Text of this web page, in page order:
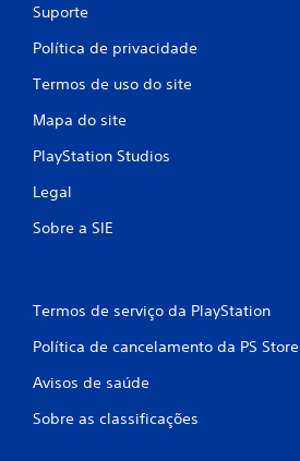
Suporte
Política de privacidade
Termos de uso do site
Mapa do site
PlayStation Studios
Legal
Sobre a SIE
Termos de serviço da PlayStation
Política de cancelamento da PS Store
Avisos de saúde
Sobre as classificações